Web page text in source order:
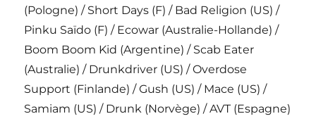
(Pologne) / Short Days (F) / Bad Religion (US) /
Pinku Saïdo (F) / Ecowar (Australie-Hollande) /
Boom Boom Kid (Argentine) / Scab Eater
(Australie) / Drunkdriver (US) / Overdose
Support (Finlande) / Gush (US) / Mace (US) /
Samiam (US) / Drunk (Norvège) / AVT (Espagne)